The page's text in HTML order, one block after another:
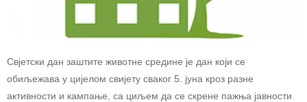
Свjетски дан заштите животне средине је дан који се
обиљежава у цијелом свијету сваког 5. јуна кроз разне
активности и кампање, са циљем да се скрене пажња јавности